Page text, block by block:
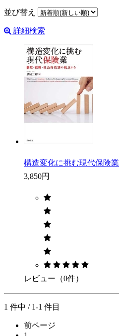
並び替え
詳細検索
構造変化に挑む現代保険業
3,850円
レビュー（0件）
1 件中 / 1-1 件目
前ページ